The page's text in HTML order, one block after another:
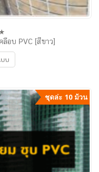
ลือบ PVC [สีขาว]
บบ
ชุดล่ะ 10 ม้วน